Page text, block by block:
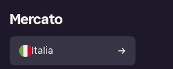
Mercato
Italia